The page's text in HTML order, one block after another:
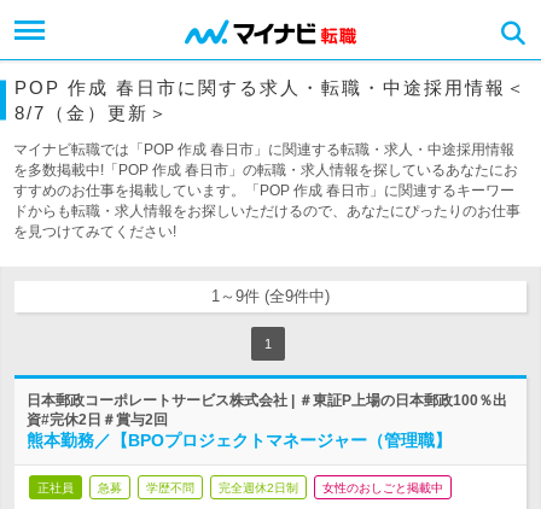
POP 作成 春日市に関する求人・転職・中途採用情報＜
8/7（金）更新＞
マイナビ転職では「POP 作成 春日市」に関連する転職・求人・中途採用情報
を多数掲載中!「POP 作成 春日市」の転職・求人情報を探しているあなたにお
すすめのお仕事を掲載しています。「POP 作成 春日市」に関連するキーワー
ドからも転職・求人情報をお探しいただけるので、あなたにぴったりのお仕事
を見つけてみてください!
1～9件 (全9件中)
1
日本郵政コーポレートサービス株式会社 | ＃東証P上場の日本郵政100％出
資#完休2日＃賞与2回
熊本勤務／【BPOプロジェクトマネージャー（管理職】
正社員 急募 学歴不問 完全週休2日制 女性のおしごと掲載中